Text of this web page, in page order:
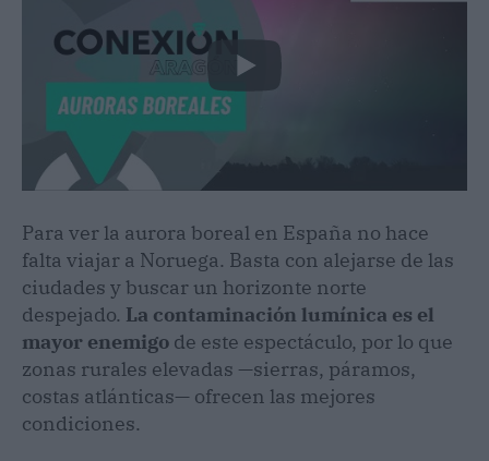
Para ver la aurora boreal en España no hace
falta viajar a Noruega. Basta con alejarse de las
ciudades y buscar un horizonte norte
despejado. La contaminación lumínica es el
mayor enemigo de este espectáculo, por lo que
zonas rurales elevadas —sierras, páramos,
costas atlánticas— ofrecen las mejores
condiciones.